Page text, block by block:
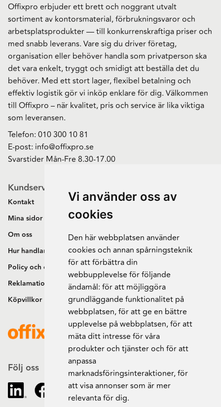
Vi använder oss av
cookies
Den här webbplatsen använder
cookies och annan spårningsteknik
för att förbättra din
webbupplevelse för följande
ändamål: för att möjliggöra
grundläggande funktionalitet på
webbplatsen,för att ge en bättre
upplevelse på webbplatsen,för att
mäta ditt intresse för våra
produkter och tjänster och för att
anpassa
marknadsföringsinteraktioner,för
att visa annonser som är mer
relevanta för dig.
Offixpro erbjuder ett brett och noggrant utvalt
sortiment av kontorsmaterial, förbrukningsvaror och
arbetsplatsprodukter — till konkurrenskraftiga priser och
med snabb leverans. Vare sig du driver företag,
organisation eller behöver handla som privatperson ska
det vara enkelt, tryggt och smidigt att beställa det du
behöver. Med ett stort lager, flexibel betalning och
effektiv logistik gör vi inköp enklare för dig. Välkommen
till Offixpro – när kvalitet, pris och service är lika viktiga
som leveransen.
Telefon: 010 300 10 81
E-post: info@offixpro.se
Svarstider Mån-Fre 8.30-17.00
Kundservice
Kontakt
Mina sidor
Om oss
Hur handlar jag?
Policy och cookies
Reklamation och retur
Köpvillkor
Följ oss